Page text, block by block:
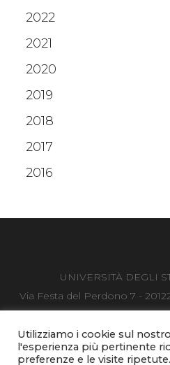
2022
2021
2020
2019
2018
2017
2016
UNIVERSITÀ DEGLI
Via Festa del Perdono 7 -
Posta
C.F. 80012650158 -
Accessibilità-Privacy &
Utilizziamo i cookie sul
l'esperienza più pertinente
preferenze e le visite